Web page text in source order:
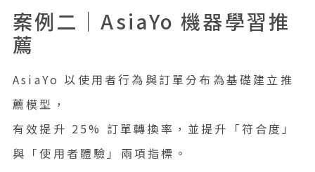
案例二｜AsiaYo 機器學習推
薦
AsiaYo 以使用者行為與訂單分布為基礎建立推
薦模型，
有效提升 25% 訂單轉換率，並提升「符合度」
與「使用者體驗」兩項指標。